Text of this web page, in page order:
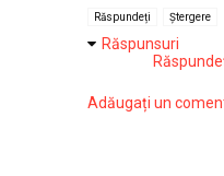
Răspundeți Ștergere
Răspunsuri
Adăugați un